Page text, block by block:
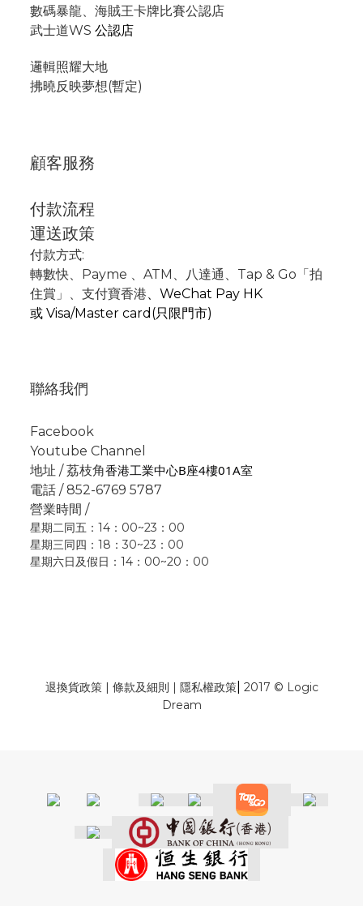
數碼暴龍、海賊王卡牌比賽公認店
武士道WS 公認店
邏輯照耀大地
拂曉反映夢想(暫定)
顧客服務
付款流程
運送政策
付款方式:
轉數快、Payme 、 ATM 、
八達通、Tap & Go「拍
住賞」 、支付寶香港、 WeChat Pay HK
或 Visa/Master card(只限門市)
聯絡我們
Facebook
Youtube Channel
地址 / 荔枝角香港工業中心B座4樓01A室
電話 / 852-6769 5787
營業時間 /
星期二同五：14：00~23：00
星期三同四：18：30~23：00
星期六日及假日：14：00~20：00
退換貨政策| 條款及細則 | 隱私權政策| 2017 © Logic
Dream